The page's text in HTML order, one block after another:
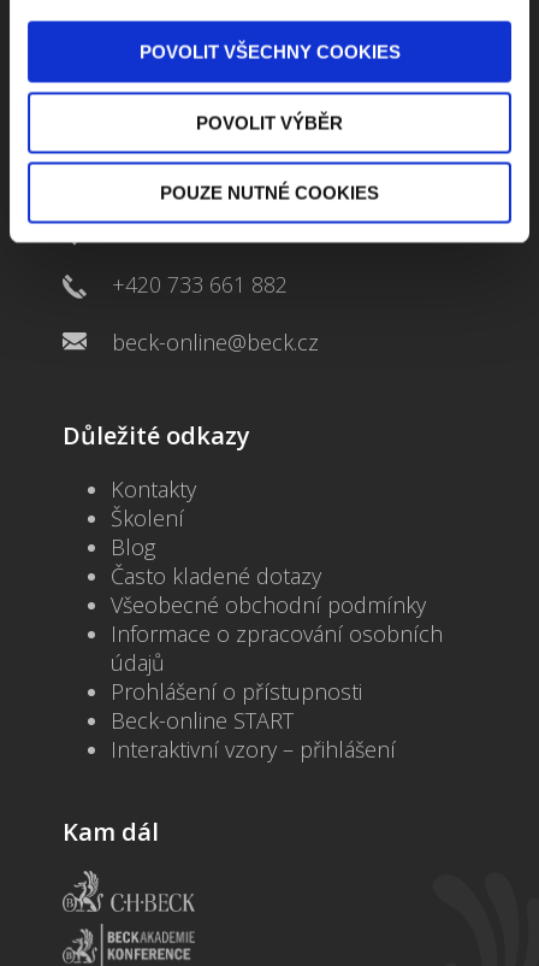
POVOLIT VŠECHNY COOKIES
POVOLIT VÝBĚR
POUZE NUTNÉ COOKIES
Kontaktuje nás
Jungmannova 34, 110 00 Praha
+420 733 661 882
beck-online@beck.cz
Důležité odkazy
Kontakty
Školení
Blog
Často kladené dotazy
Všeobecné obchodní podmínky
Informace o zpracování osobních
údajů
Prohlášení o přístupnosti
Beck-online START
Interaktivní vzory – přihlášení
Kam dál